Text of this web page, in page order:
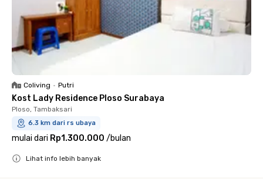
Coliving • Putri
Kost Lady Residence Ploso Surabaya
Ploso, Tambaksari
6.3 km dari rs ubaya
mulai dari Rp1.300.000 /bulan
Lihat info lebih banyak